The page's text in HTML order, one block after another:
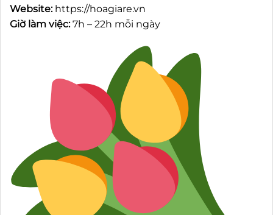
Website: https://hoagiare.vn
Giờ làm việc:7h – 22h mỗi ngày